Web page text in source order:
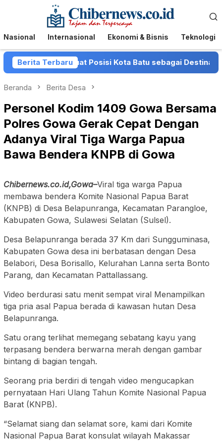
Menu
Mobile
Nasional Internasional Ekonomi & Bisnis Teknologi
Berita Terbaru
Perkuat Posisi Kota Batu sebagai Destinasi Festival
Beranda Berita Desa
Personel Kodim 1409 Gowa Bersama
Polres Gowa Gerak Cepat Dengan
Adanya Viral Tiga Warga Papua
Bawa Bendera KNPB di Gowa
Chibernews.co.id,Gowa–Viral tiga warga Papua
membawa bendera Komite Nasional Papua Barat
(KNPB) di Desa Belapunranga, Kecamatan Parangloe,
Kabupaten Gowa, Sulawesi Selatan (Sulsel).
Desa Belapunranga berada 37 Km dari Sungguminasa,
Kabupaten Gowa desa ini berbatasan dengan Desa
Belabori, Desa Borisallo, Kelurahan Lanna serta Bonto
Parang, dan Kecamatan Pattallassang.
Video berdurasi satu menit sempat viral Menampilkan
tiga pria asal Papua berada di kawasan hutan Desa
Belapunranga.
Satu orang terlihat memegang sebatang kayu yang
terpasang bendera berwarna merah dengan gambar
bintang di bagian tengah.
Seorang pria berdiri di tengah video mengucapkan
pernyataan Hari Ulang Tahun Komite Nasional Papua
Barat (KNPB).
“Selamat siang dan selamat sore, kami dari Komite
Nasional Papua Barat konsulat wilayah Makassar